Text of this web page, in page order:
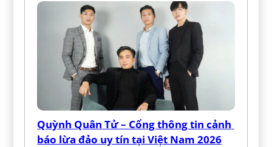
Quỳnh Quân Tử – Cổng thông tin cảnh
báo lừa đảo uy tín tại Việt Nam 2026